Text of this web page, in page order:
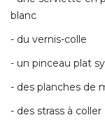
blanc
- du vernis-colle
- un pinceau plat
- des planches de
- des strass à coller